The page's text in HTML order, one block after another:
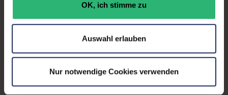
OK, ich stimme zu
Auswahl erlauben
Nur notwendige Cookies verwenden
einem Anschluss des Thunderbolt-Standards der
Notebooks unterstützen diesen Anschluss-Standard
gegenwärtig nicht.